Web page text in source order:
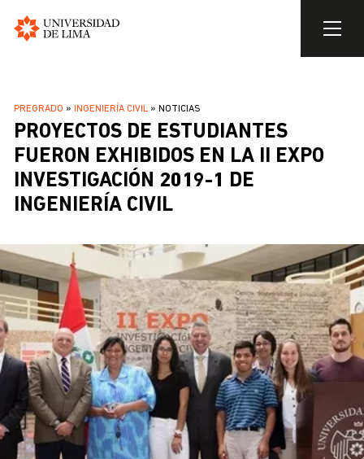
contenido
principal
SOBRESCRIBIR
ENLACES
DE
AYUDA
A
PREGRADO INGENIERÍA CIVIL NOTICIAS
PROYECTOS DE ESTUDIANTES
FUERON EXHIBIDOS EN LA II EXPO
INVESTIGACIÓN 2019-1 DE
INGENIERÍA CIVIL